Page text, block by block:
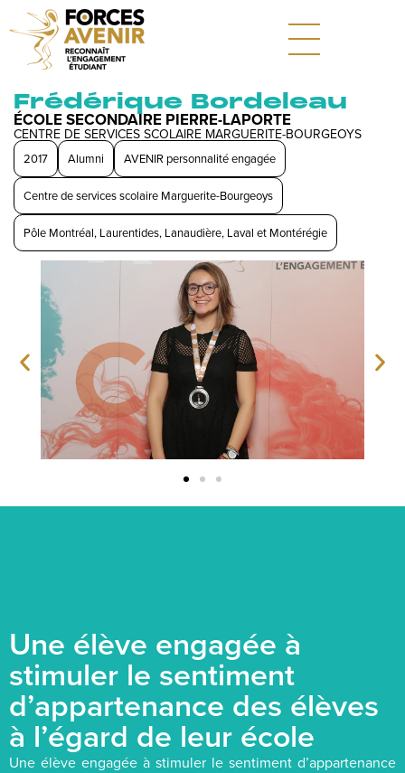
Frédérique Bordeleau
ÉCOLE SECONDAIRE PIERRE-LAPORTE
CENTRE DE SERVICES SCOLAIRE MARGUERITE-BOURGEOYS
2017 Alumni AVENIR personnalité engagée
Centre de services scolaire Marguerite-Bourgeoys
Pôle Montréal, Laurentides, Lanaudière, Laval et Montérégie
Une élève engagée à
stimuler le sentiment
d’appartenance des élèves
à l’égard de leur école
Une élève engagée à stimuler le sentiment d’appartenance